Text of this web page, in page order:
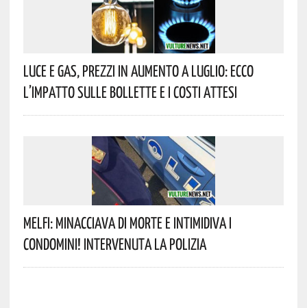
Luce E Gas, Prezzi In Aumento A Luglio: Ecco
L’impatto Sulle Bollette E I Costi Attesi
Melfi: Minacciava Di Morte E Intimidiva I
Condomini! Intervenuta La Polizia